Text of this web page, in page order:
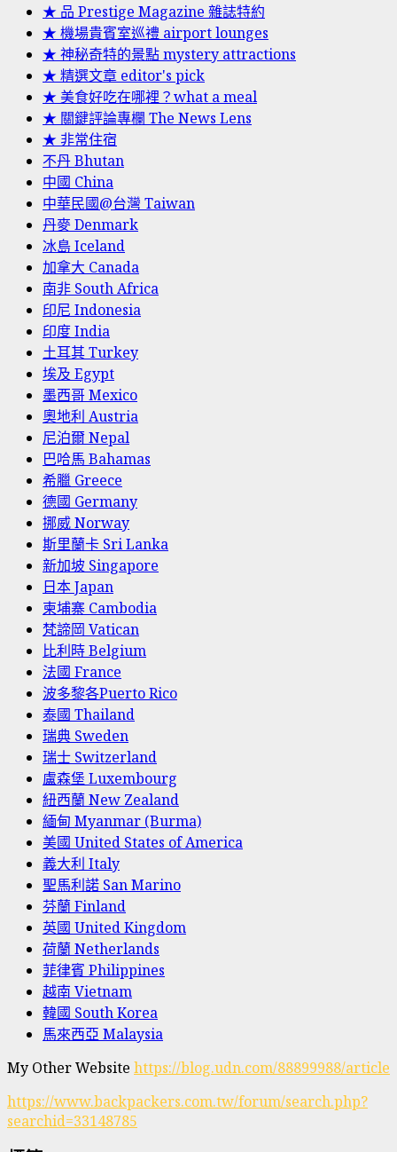
★ 品 Prestige Magazine 雜誌特約
★ 機場貴賓室巡禮 airport lounges
★ 神秘奇特的景點 mystery attractions
★ 精選文章 editor's pick
★ 美食好吃在哪裡？what a meal
★ 關鍵評論專欄 The News Lens
★ 非常住宿
不丹 Bhutan
中國 China
中華民國@台灣 Taiwan
丹麥 Denmark
冰島 Iceland
加拿大 Canada
南非 South Africa
印尼 Indonesia
印度 India
土耳其 Turkey
埃及 Egypt
墨西哥 Mexico
奧地利 Austria
尼泊爾 Nepal
巴哈馬 Bahamas
希臘 Greece
德國 Germany
挪威 Norway
斯里蘭卡 Sri Lanka
新加坡 Singapore
日本 Japan
柬埔寨 Cambodia
梵諦岡 Vatican
比利時 Belgium
法國 France
波多黎各Puerto Rico
泰國 Thailand
瑞典 Sweden
瑞士 Switzerland
盧森堡 Luxembourg
紐西蘭 New Zealand
緬甸 Myanmar (Burma)
美國 United States of America
義大利 Italy
聖馬利諾 San Marino
芬蘭 Finland
英國 United Kingdom
荷蘭 Netherlands
菲律賓 Philippines
越南 Vietnam
韓國 South Korea
馬來西亞 Malaysia
My Other Website https://blog.udn.com/88899988/article
https://www.backpackers.com.tw/forum/search.php?
searchid=33148785